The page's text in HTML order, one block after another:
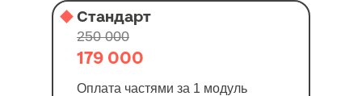
179 000
250 000
Стандарт
Оплата частями за 1 модуль